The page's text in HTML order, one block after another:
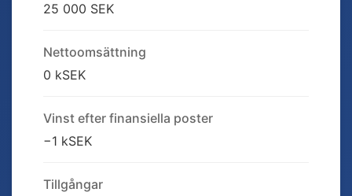
25 000 SEK
Nettoomsättning
0 kSEK
Vinst efter finansiella poster
−1 kSEK
Tillgångar